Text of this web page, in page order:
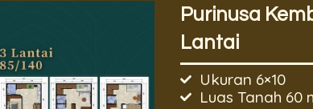
Purinusa
Lantai
Ukuran 6×10
Luas Tanah 60